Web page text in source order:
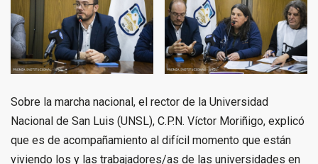
Sobre la marcha nacional, el rector de la Universidad
Nacional de San Luis (UNSL), C.P.N. Víctor Moriñigo, explicó
que es de acompañamiento al difícil momento que están
viviendo los y las trabajadores/as de las universidades en